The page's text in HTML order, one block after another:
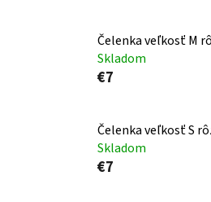
Čelenka veľkosť M
Skladom
€7
Čelenka veľkosť S
Skladom
€7